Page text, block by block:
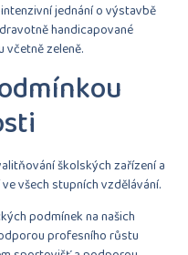
jednání o výstavbě
handicapované
zeleně.
školských zařízení a
všech stupních vzdělávání.
podmínek na našich
profesního růstu